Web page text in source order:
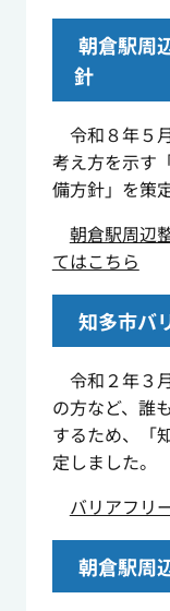
朝倉駅周
針
令和８年５
考え方を示す
備方針」を策
朝倉駅周辺
てはこちら
知多市バ
令和２年３
の方など、誰
するため、「
定しました。
バリアフリ
朝倉駅周